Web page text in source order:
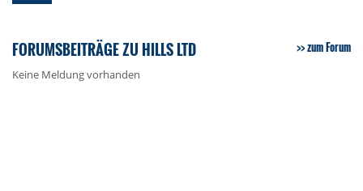
FORUMSBEITRÄGE ZU HILLS LTD zum Forum
Keine Meldung vorhanden